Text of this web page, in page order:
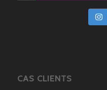
CAS CLIENTS